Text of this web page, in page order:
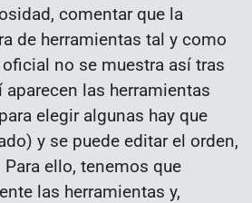
comentar que la
de herramientas tal y como
no se muestra así tras
las herramientas
elegir algunas hay que
y se puede editar el orden,
ello, tenemos que
las herramientas y,